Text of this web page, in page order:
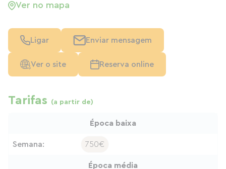
Ver no mapa
Ligar Enviar mensagem
Ver o site Reserva online
Tarifas (a partir de)
Época baixa
Semana: 750€
Época média